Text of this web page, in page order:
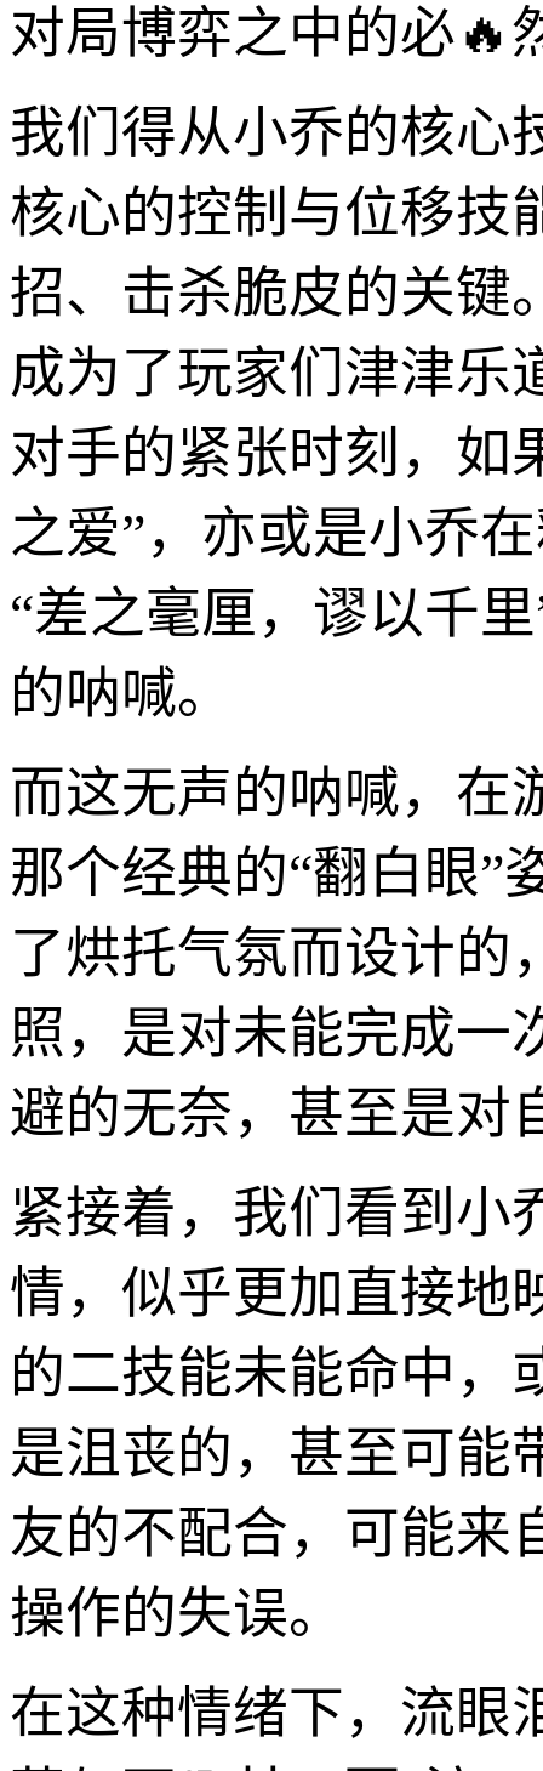
对局博弈之中的必🔥
我们得从小乔的核心
核心的控制与位移技
招、击杀脆皮的关键
成为了玩家们津津乐
对手的紧张时刻，如
之爱”，亦或是小乔
“差之毫厘，谬以千
的呐喊。
而这无声的呐喊，在
那个经典的“翻白眼”
了烘托气氛而设计的
照，是对未能完成一
避的无奈，甚至是对
紧接着，我们看到小
情，似乎更加直接地
的二技能未能命中，
是沮丧的，甚至可能
友的不配合，可能来
操作的失误。
在这种情绪下，流眼